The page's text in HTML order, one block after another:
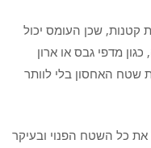
קטנות, שכן העומס יכול
מדפי גבס או ארון
שטח האחסון בלי לוותר
כל השטח הפנוי ובעיקר